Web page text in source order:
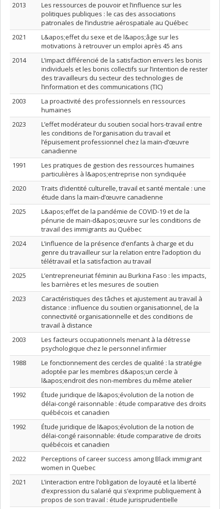
2013
Les ressources de pouvoir et l’influence sur les
politiques publiques : le cas des associations
patronales de l’industrie aérospatiale au Québec
2021
L&apos;effet du sexe et de l&apos;âge sur les
motivations à retrouver un emploi après 45 ans
2014
L’impact différencié de la satisfaction envers les bonis
individuels et les bonis collectifs sur l’intention de rester
des travailleurs du secteur des technologies de
l’information et des communications (TIC)
2003
La proactivité des professionnels en ressources
humaines
2023
L’effet modérateur du soutien social hors-travail entre
les conditions de l’organisation du travail et
l’épuisement professionnel chez la main-d’œuvre
canadienne
1991
Les pratiques de gestion des ressources humaines
particulières à l&apos;entreprise non syndiquée
2020
Traits d’identité culturelle, travail et santé mentale : une
étude dans la main-d’œuvre canadienne
2025
L&apos;effet de la pandémie de COVID-19 et de la
pénurie de main-d&apos;œuvre sur les conditions de
travail des immigrants au Québec
2024
L’influence de la présence d’enfants à charge et du
genre du travailleur sur la relation entre l’adoption du
télétravail et la satisfaction au travail
2025
L’entrepreneuriat féminin au Burkina Faso : les impacts,
les barrières et les mesures de soutien
2023
Caractéristiques des tâches et ajustement au travail à
distance : influence du soutien organisationnel, de la
connectivité organisationnelle et des conditions de
travail à distance
2003
Les facteurs occupationnels menant à la détresse
psychologique chez le personnel infirmier
1988
Le fonctionnement des cercles de qualité : la stratégie
adoptée par les membres d&apos;un cercle à
l&apos;endroit des non-membres du même atelier
1992
Étude juridique de l&apos;évolution de la notion de
délai-congé raisonnable : étude comparative des droits
québécois et canadien
1992
Étude juridique de l&apos;évolution de la notion de
délai-congé raisonnable: étude comparative de droits
québécois et canadien
2022
Perceptions of career success among Black immigrant
women in Quebec
2021
L’interaction entre l’obligation de loyauté et la liberté
d’expression du salarié qui s’exprime publiquement à
propos de son travail : étude jurisprudentielle